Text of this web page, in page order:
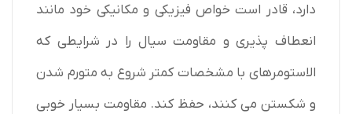
دارد، قادر است خواص فیزیکی و مکانیکی خود مانند
انعطاف پذیری و مقاومت سیال را در شرایطی که
الاستومرهای با مشخصات کمتر شروع به متورم شدن
و شکستن می کنند، حفظ کند. مقاومت بسیار خوبی